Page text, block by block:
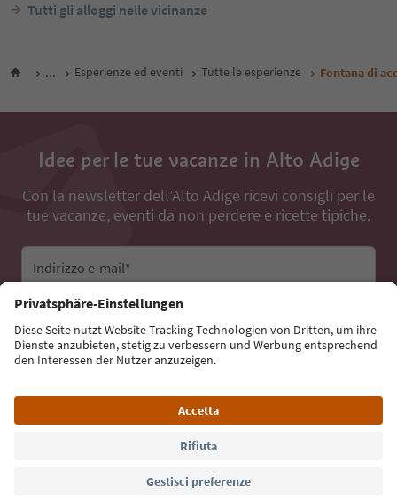
Tutti gli alloggi nelle vicinanze
... Esperienze ed eventi Tutte le esperienze Fontana di
Idee per le tue vacanze in Alto Adige
Con la newsletter dell’Alto Adige ricevi consigli per le
tue vacanze, eventi da non perdere e ricette tipiche.
Indirizzo e-mail*
Iscriviti alla newsletter